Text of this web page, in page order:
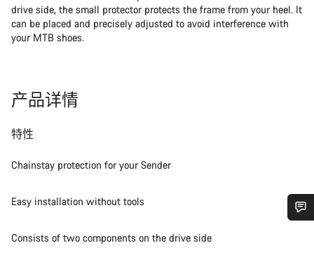
drive side, the small protector protects the frame from your heel. It
can be placed and precisely adjusted to avoid interference with
your MTB shoes.
产品详情
特性
Chainstay protection for your Sender
Easy installation without tools
Consists of two components on the drive side
您需要帮助吗？